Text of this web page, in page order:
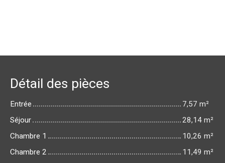
Détail des pièces
Entrée
7,57 m²
Séjour
28,14 m²
Chambre 1
10,26 m²
Chambre 2
11,49 m²